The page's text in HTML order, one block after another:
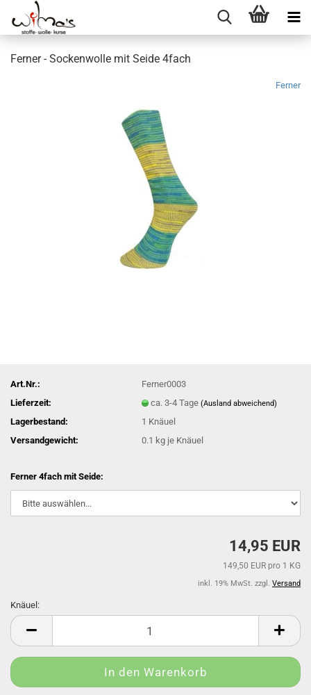
Ferner - Sockenwolle mit Seide 4fach
Ferner
Art.Nr.:
Ferner0003
Lieferzeit:
ca. 3-4 Tage(Ausland abweichend)
Lagerbestand: 1 Knäuel
Versandgewicht:
0.1 kg je Knäuel
Ferner 4fach mit Seide:
14,95 EUR
149,50 EUR pro 1 KG
inkl. 19% MwSt. zzgl. Versand
Knäuel:
Knäuel